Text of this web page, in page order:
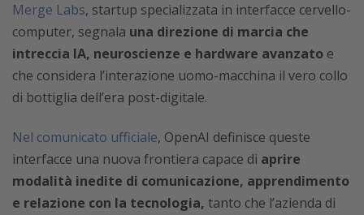
Merge Labs, startup specializzata in interfacce cervello-
computer, segnala una direzione di marcia che
intreccia IA, neuroscienze e hardware avanzato e
che considera l’interazione uomo-macchina il vero collo
di bottiglia dell’era post-digitale.
Nel comunicato ufficiale, OpenAI definisce queste
interfacce una nuova frontiera capace di aprire
modalità inedite di comunicazione, apprendimento
e relazione con la tecnologia, tanto che l’azienda di